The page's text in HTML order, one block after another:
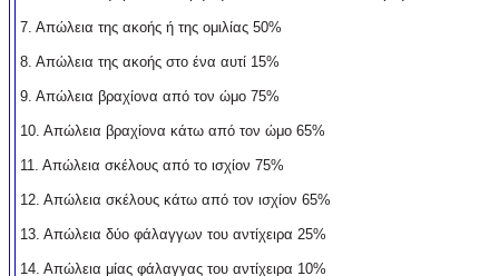
7. Απώλεια της ακοής ή της ομιλίας 50%
8. Απώλεια της ακοής στο ένα αυτί 15%
9. Απώλεια βραχίονα από τον ώμο 75%
10. Απώλεια βραχίονα κάτω από τον ώμο 65%
11. Απώλεια σκέλους από το ισχίον 75%
12. Απώλεια σκέλους κάτω από τον ισχίον 65%
13. Απώλεια δύο φάλαγγων του αντίχειρα 25%
14. Απώλεια μίας φάλαγγας του αντίχειρα 10%